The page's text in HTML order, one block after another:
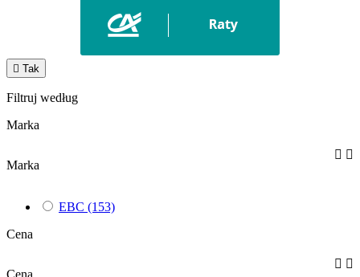
 Tak
Filtruj według
Marka
Marka
 
EBC (153)
Cena
 